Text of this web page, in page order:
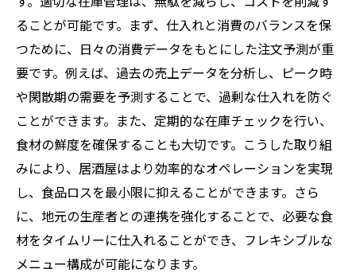
ることが可能です。まず、仕入れと消費のバランスを保
つために、日々の消費データをもとにした注文予測が重
要です。例えば、過去の売上データを分析し、ピーク時
や閑散期の需要を予測することで、過剰な仕入れを防ぐ
ことができます。また、定期的な在庫チェックを行い、
食材の鮮度を確保することも大切です。こうした取り組
みにより、居酒屋はより効率的なオペレーションを実現
し、食品ロスを最小限に抑えることができます。さら
に、地元の生産者との連携を強化することで、必要な食
材をタイムリーに仕入れることができ、フレキシブルな
メニュー構成が可能になります。